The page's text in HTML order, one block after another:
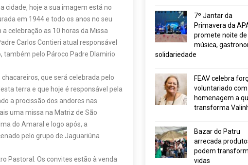
cidade, hoje a sua imagem está no
em 1944 e todo os anos no seu
celebração as 10 horas da Missa
Carlos Contieri atual responsável
também pelo Pároco Padre Dlamirio
que será celebrada pelo
terra e que hoje é responsável pela
a procissão dos andores nas
uma missa na Matriz de São
do Amaral e logo após, a
pelo grupo de Jaguariúna
Pastoral. Os convites estão à venda
7º Jantar da
Primavera da
promete noite de
música,
solidariedade
FEAV celebra
voluntariado com
homenagem a
transforma
Bazar do Patru
arrecada
podem
vidas